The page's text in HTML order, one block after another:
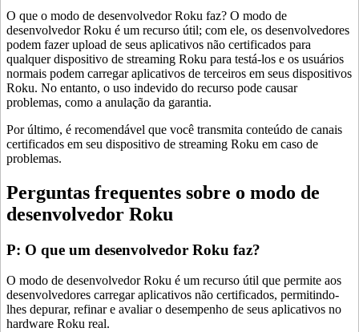
O que o modo de desenvolvedor Roku faz? O modo de
desenvolvedor Roku é um recurso útil; com ele, os desenvolvedores
podem fazer upload de seus aplicativos não certificados para
qualquer dispositivo de streaming Roku para testá-los e os usuários
normais podem carregar aplicativos de terceiros em seus dispositivos
Roku. No entanto, o uso indevido do recurso pode causar
problemas, como a anulação da garantia.
Por último, é recomendável que você transmita conteúdo de canais
certificados em seu dispositivo de streaming Roku em caso de
problemas.
Perguntas frequentes sobre o modo de
desenvolvedor Roku
P: O que um desenvolvedor Roku faz?
O modo de desenvolvedor Roku é um recurso útil que permite aos
desenvolvedores carregar aplicativos não certificados, permitindo-
lhes depurar, refinar e avaliar o desempenho de seus aplicativos no
hardware Roku real.